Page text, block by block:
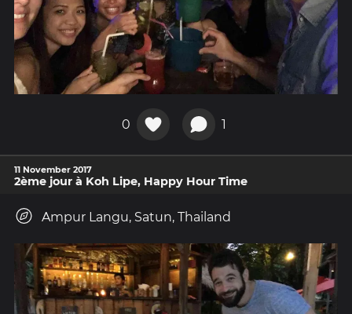
0 1
11 November 2017
2ème jour à Koh Lipe, Happy Hour Time
Ampur Langu, Satun, Thailand